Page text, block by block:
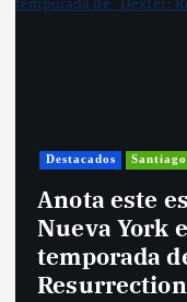
Destacados Santiago
Anota este
Nueva York
temporada